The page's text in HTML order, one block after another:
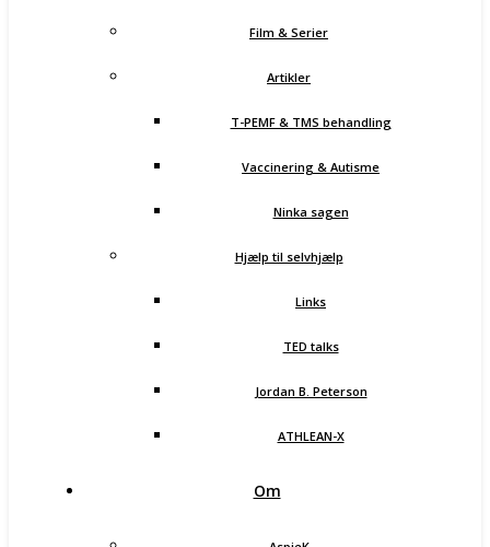
Film & Serier
Artikler
T-PEMF & TMS behandling
Vaccinering & Autisme
Ninka sagen
Hjælp til selvhjælp
Links
TED talks
Jordan B. Peterson
ATHLEAN-X
Om